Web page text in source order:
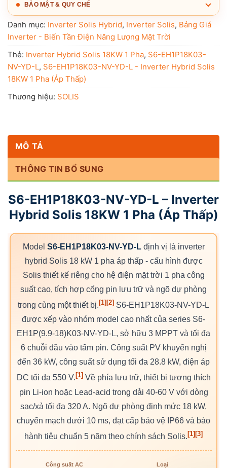
BẢO MẬT & QUY CHẾ
Danh mục: Inverter Solis Hybrid, Inverter Solis, Bảng Giá
Inverter - Biến Tần Điện Năng Lượng Mặt Trời
Thẻ: Inverter Hybrid Solis 18KW 1 Pha, S6-EH1P18K03-
NV-YD-L, S6-EH1P18K03-NV-YD-L - Inverter Hybrid Solis
18KW 1 Pha (Áp Thấp)
Thương hiệu: SOLIS
MÔ TẢ
THÔNG TIN BỔ SUNG
S6-EH1P18K03-NV-YD-L – Inverter
Hybrid Solis 18KW 1 Pha (Áp Thấp)
Model S6-EH1P18K03-NV-YD-Lđịnh vị là inverter
hybrid Solis 18 kW 1 pha áp thấp - cấu hình được
Solis thiết kế riêng cho hệ điện mặt trời 1 pha công
suất cao, tích hợp cổng pin lưu trữ và ngõ dự phòng
trong cùng một thiết bị. [1] [2] S6-EH1P18K03-NV-YD-L
được xếp vào nhóm model cao nhất của series S6-
EH1P(9.9-18)K03-NV-YD-L, sở hữu 3 MPPT và tối đa
6 chuỗi đầu vào tấm pin. Công suất PV khuyến nghị
đến 36 kW, công suất sử dụng tối đa 28.8 kW, điện áp
DC tối đa 550 V. [1]Về phía lưu trữ, thiết bị tương thích
pin Li-ion hoặc Lead-acid trong dải 40-60 V với dòng
sạc/xả tối đa 320 A. Ngõ dự phòng định mức 18 kW,
chuyển mạch dưới 10 ms, đạt cấp bảo vệ IP66 và bảo
hành tiêu chuẩn 5 năm theo chính sách Solis.[1][3]
Công suất AC Loại